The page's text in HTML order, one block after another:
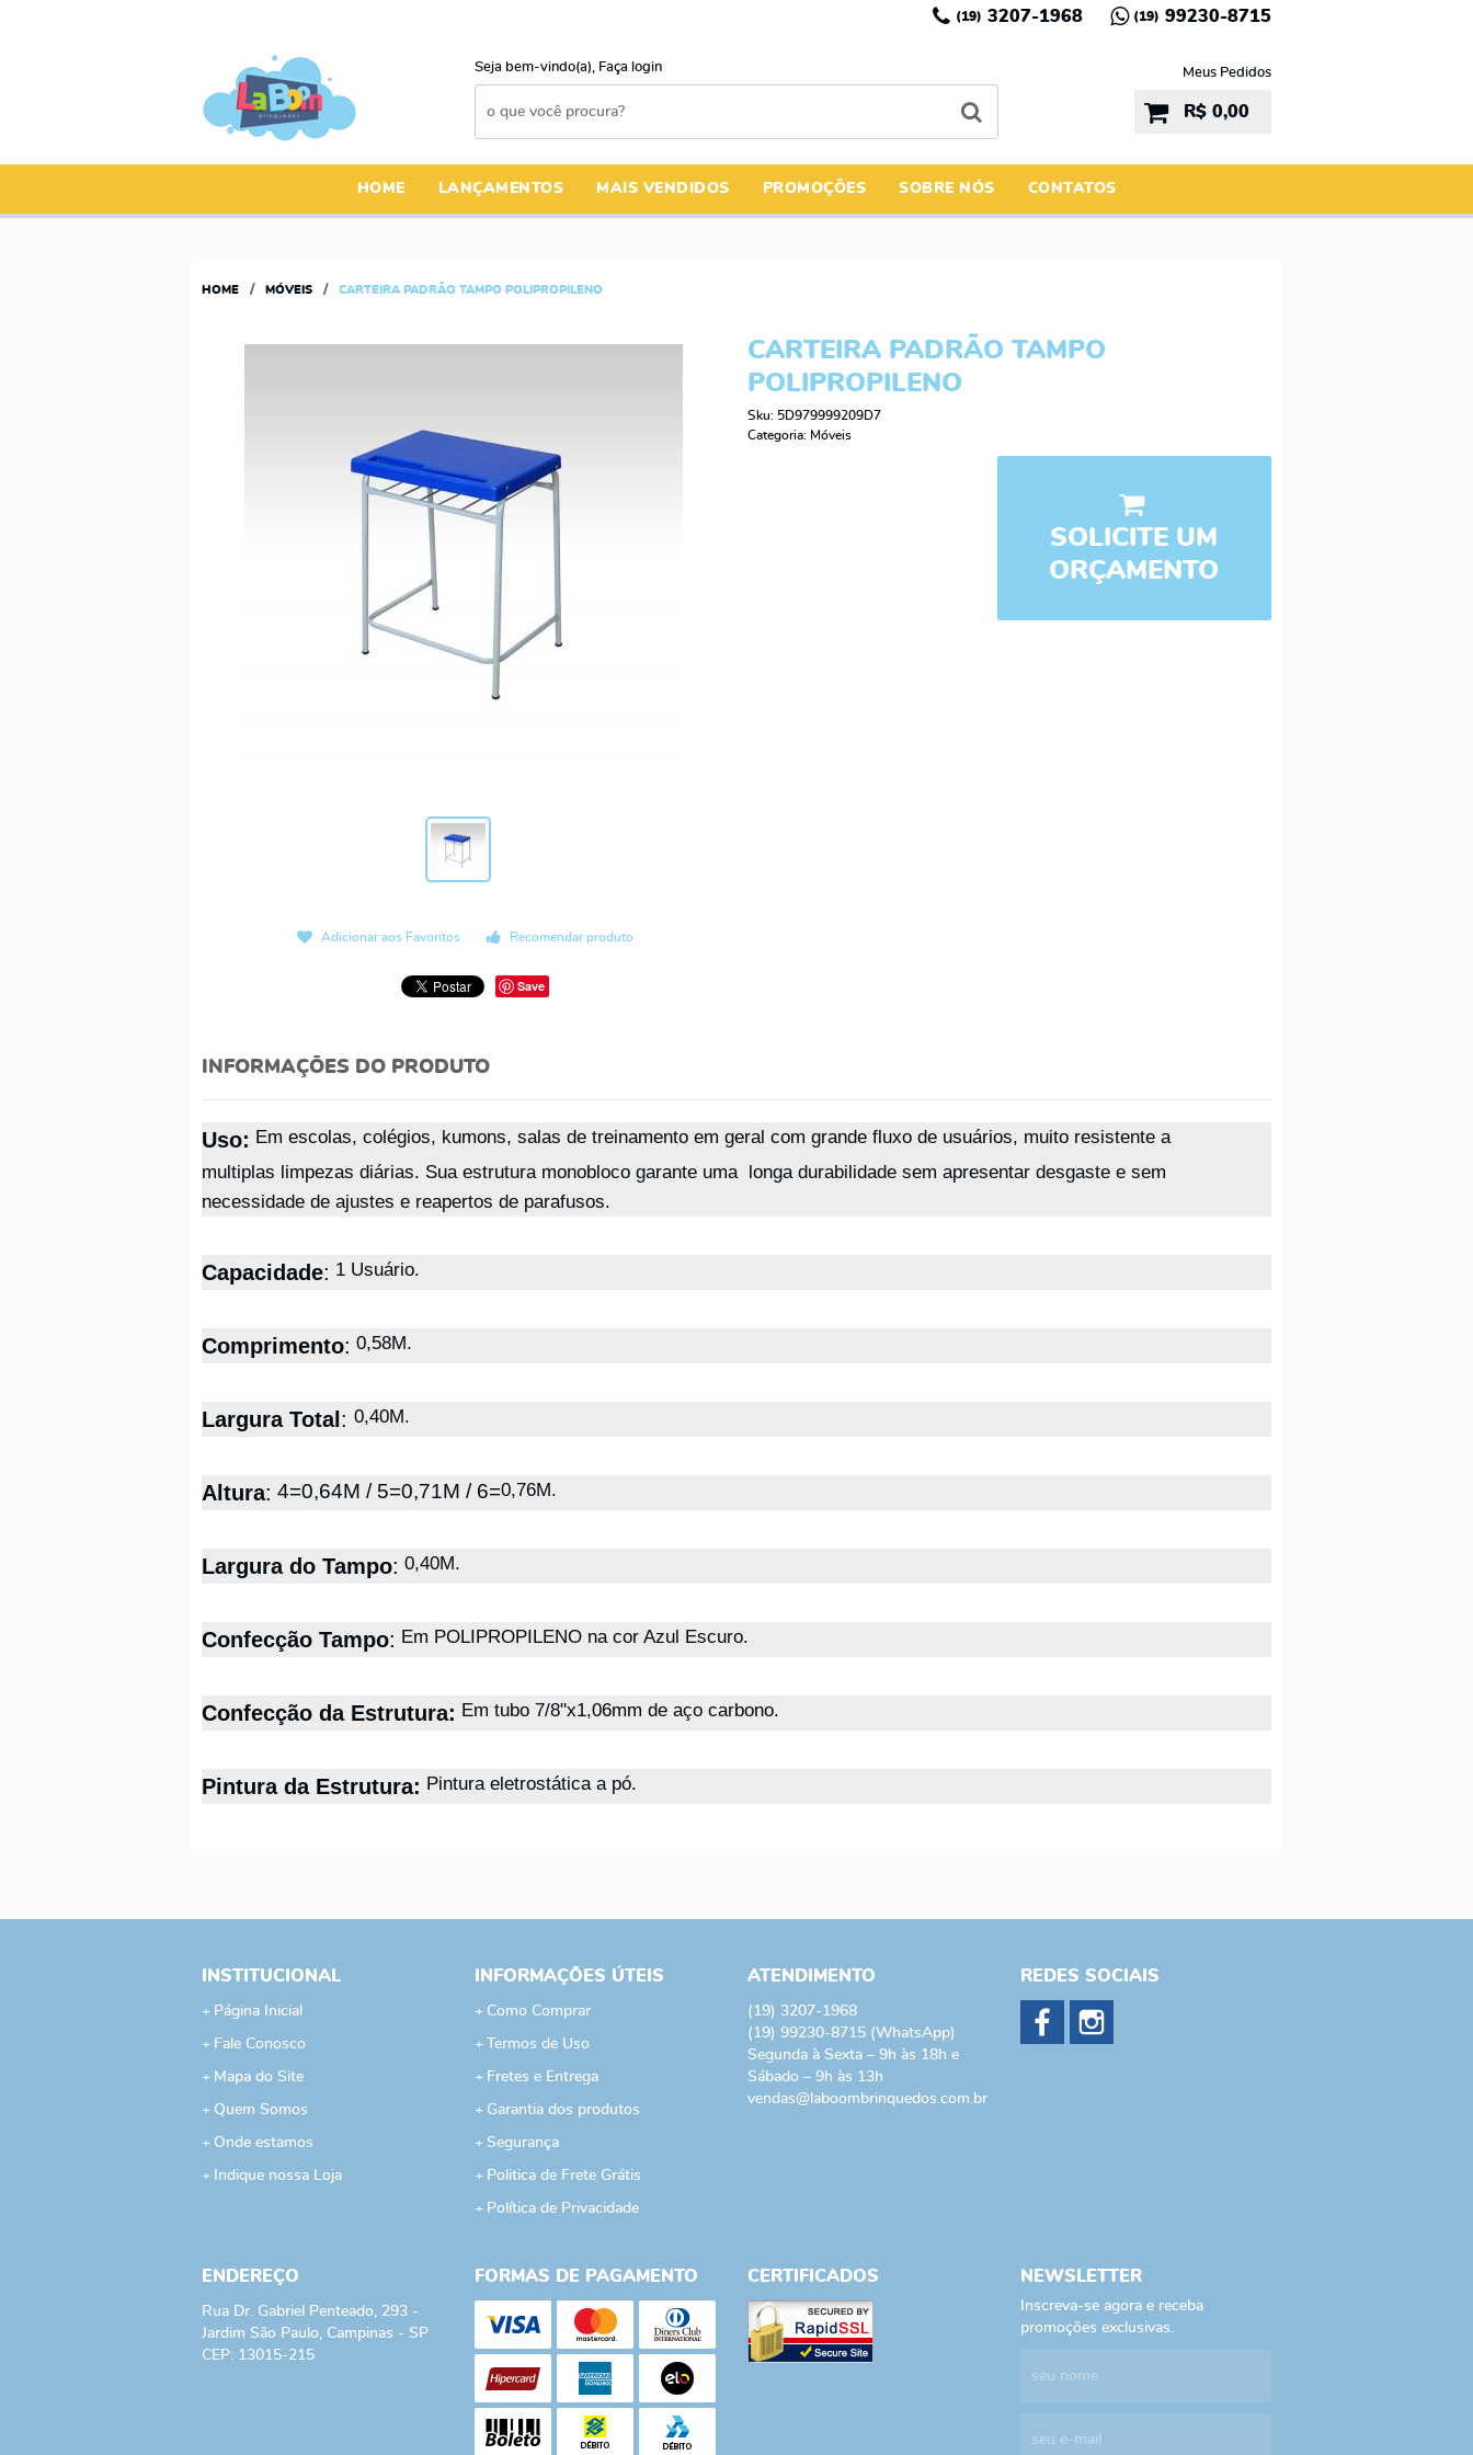
(19) 3207-1968 (19) 99230-8715
Seja bem-vindo(a), Faça login Meus Pedidos
R$ 0,00
HOME LANÇAMENTOS MAIS VENDIDOS PROMOÇÕES SOBRE NÓS CONTATOS
HOME MÓVEIS CARTEIRA PADRÃO TAMPO POLIPROPILENO
Adicionar aos Favoritos Recomendar produto
Save
CARTEIRA PADRÃO TAMPO
POLIPROPILENO
Sku: 5D979999209D7
Categoria: Móveis
SOLICITE UM
ORÇAMENTO
INFORMAÇÕES DO PRODUTO
Uso: Em escolas, colégios, kumons, salas de treinamento em geral com grande fluxo de usuários, muito resistente a
multiplas limpezas diárias. Sua estrutura monobloco garante uma longa durabilidade sem apresentar desgaste e sem
necessidade de ajustes e reapertos de parafusos.
Capacidade: 1 Usuário.
Comprimento: 0,58M.
Largura Total : 0,40M.
Altura: 4=0,64M / 5=0,71M / 6=0,76M.
Largura do Tampo: 0,40M.
Confecção Tampo: Em POLIPROPILENO na cor Azul Escuro.
Confecção da Estrutura: Em tubo 7/8"x1,06mm de aço carbono.
Pintura da Estrutura: Pintura eletrostática a pó.
INSTITUCIONAL
Página Inicial
Fale Conosco
Mapa do Site
Quem Somos
Onde estamos
Indique nossa Loja
INFORMAÇÕES ÚTEIS
Como Comprar
Termos de Uso
Fretes e Entrega
Garantia dos produtos
Segurança
Politica de Frete Grátis
Política de Privacidade
ATENDIMENTO
(19) 3207-1968
(19) 99230-8715 (WhatsApp)
Segunda à Sexta – 9h às 18h e
Sábado – 9h às 13h
vendas@laboombrinquedos.com.br
REDES SOCIAIS
ENDEREÇO
Rua Dr. Gabriel Penteado, 293 -
Jardim São Paulo, Campinas - SP
CEP: 13015-215
FORMAS DE PAGAMENTO CERTIFICADOS NEWSLETTER
Inscreva-se agora e receba
promoções exclusivas.